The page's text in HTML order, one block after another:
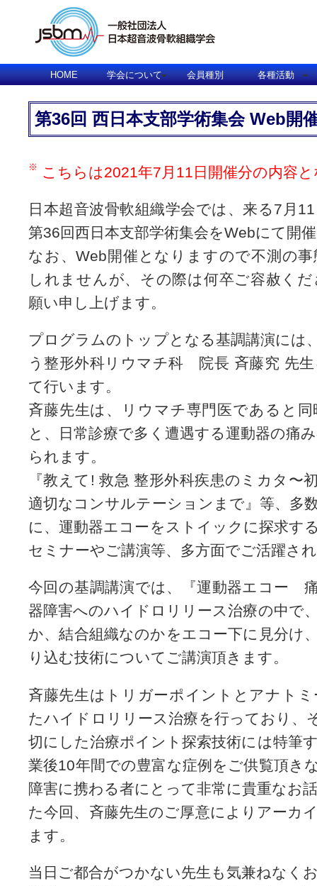
HOME 学会について 会員種別 各種活動
第36回 西日本支部学術集会 Web開
こちらは2021年7月11日開催分の内容
日本超音波骨軟組織学会では、来る7月
第36回西日本支部学術集会をWebにて開
なお、Web開催となりますので不測の
しれませんが、その際は何卒ご容赦く
願い申し上げます。
プログラムのトップとなる基調講演には
う整形外科リウマチ科 院長 斉藤究 先
て行います。
斉藤先生は、リウマチ専門医であると
と、日常診療で多く遭遇する運動器の痛
られます。
『教えて! 救急 整形外科疾患のミカタ〜
適切なコンサルテーションまで』等、多
に、運動器エコーをストイックに探求す
セミナーやご講演等、多方面でご活躍さ
今回の基調講演では、『運動器エコー
器障害へのハイドロリリース治療の中で
か、結合組織なのかをエコー下に見分け
り込む技術についてご講演頂きます。
斉藤先生はトリガーポイントとアナト
たハイドロリリース治療を行っており、
切にした治療ポイント探索技術には特筆
業後10年間での豊富な症例をご供覧頂き
障害に携わる者にとって非常に貴重なお
た今回、斉藤先生のご厚意によりアーカ
ます。
当日ご都合がつかない先生も気兼ねなく